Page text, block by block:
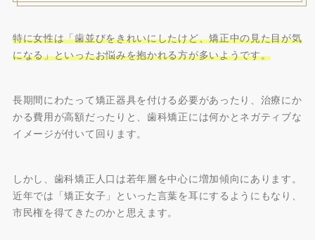
特に女性は「歯並びをきれいにしたけど、矯正中の見た目が気
になる」といったお悩みを抱かれる方が多いようです。
長期間にわたって矯正器具を付ける必要があったり、治療にか
かる費用が高額だったりと、歯科矯正には何かとネガティブな
イメージが付いて回ります。
しかし、歯科矯正人口は若年層を中心に増加傾向にあります。
近年では「矯正女子」といった言葉を耳にするようにもなり、
市民権を得てきたのかと思えます。